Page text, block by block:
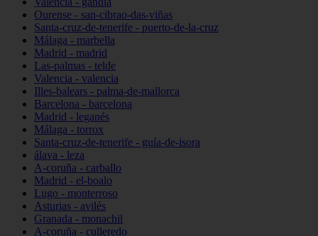
Ourense - san-cibrao-das-viñas
Santa-cruz-de-tenerife - puerto-de-la-cruz
Málaga - marbella
Madrid - madrid
Las-palmas - telde
Valencia - valencia
Illes-balears - palma-de-mallorca
Barcelona - barcelona
Madrid - leganés
Málaga - torrox
Santa-cruz-de-tenerife - guía-de-isora
álava - leza
A-coruña - carballo
Madrid - el-boalo
Lugo - monterroso
Asturias - avilés
Granada - monachil
A-coruña - culleredo